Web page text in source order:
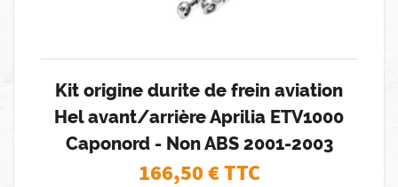
Kit origine durite de frein aviation
Hel avant/arrière Aprilia ETV1000
Caponord - Non ABS 2001-2003
166,50€ TTC